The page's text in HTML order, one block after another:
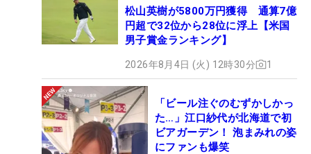
松山英樹が5800万円獲得 通算7億
円超で32位から28位に浮上【米国
男子賞金ランキング】
2026年8月4日 (火) 12時30分 1
「ビール注ぐのむずかしかっ
た…」江口紗代が北海道で初
ビアガーデン！ 泡まみれの姿
にファンも爆笑